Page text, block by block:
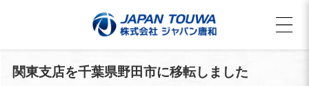
関東支店を千葉県野田市に移転しました